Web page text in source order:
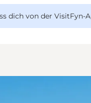
dich von der VisitFyn-